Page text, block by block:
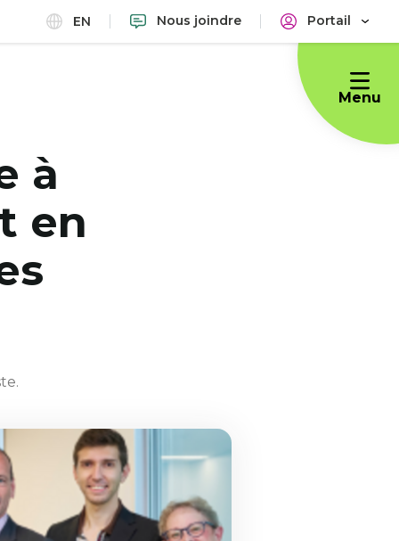
EN Nous joindre Portail
Menu
à
en